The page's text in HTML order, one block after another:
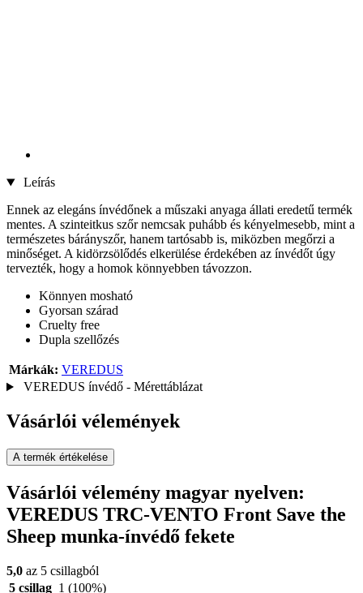
Leírás
Ennek az elegáns ínvédőnek a műszaki anyaga állati eredetű termék
mentes. A szinteitkus szőr nemcsak puhább és kényelmesebb, mint a
természetes bárányszőr, hanem tartósabb is, miközben megőrzi a
minőséget. A kidörzsölődés elkerülése érdekében az ínvédőt úgy
tervezték, hogy a homok könnyebben távozzon.
Könnyen mosható
Gyorsan szárad
Cruelty free
Dupla szellőzés
Márkák: VEREDUS
VEREDUS ínvédő - Mérettáblázat
Vásárlói vélemények
A termék értékelése
Vásárlói vélemény magyar nyelven:
VEREDUS TRC-VENTO Front Save the
Sheep munka-ínvédő fekete
5,0 az 5 csillagból
5 csillag 1 (100%)